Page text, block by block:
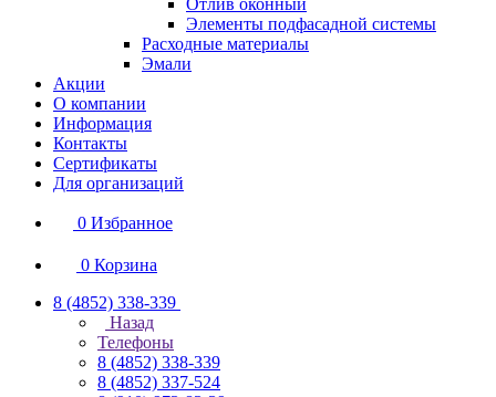
Элементы подфасадной системы
Расходные материалы
Эмали
Акции
О компании
Информация
Контакты
Сертификаты
Для организаций
0 Избранное
0 Корзина
8 (4852) 338-339
Назад
Телефоны
8 (4852) 338-339
8 (4852) 337-524